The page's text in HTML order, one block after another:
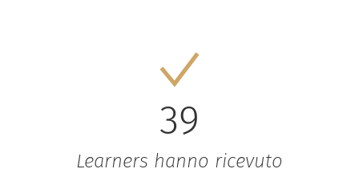
39
Learners hanno ricevuto